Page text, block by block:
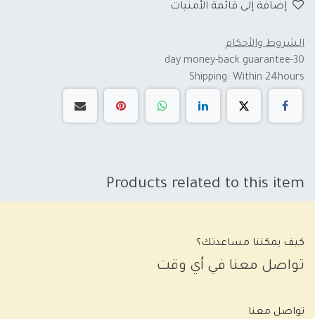
إضافة إلى قائمة الأمنيات
الشروط والأحكام
30-day money-back guarantee
Shipping: Within 24hours
Products related to this item
كيف يمكننا مساعدتك؟
تواصل معنا في أي وقت
تواصل معنا